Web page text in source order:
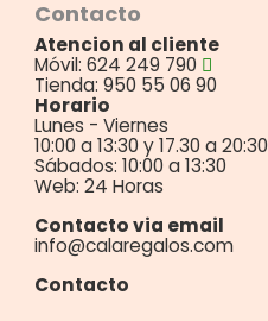
Contacto
Atencion al cliente
Móvil: 624 249 790
Tienda: 950 55 06 90
Horario
Lunes - Viernes
10:00 a 13:30 y 17.30 a 20:30
Sábados: 10:00 a 13:30
Web: 24 Horas
Contacto via email
info@calaregalos.com
Contacto